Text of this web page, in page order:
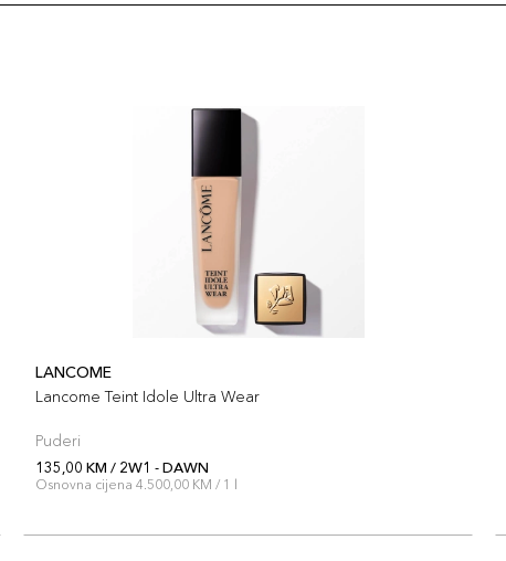
LANCOME
Lancome Teint Idole Ultra Wear
Puderi
135,00 KM / 2W1 - DAWN
Osnovna cijena 4.500,00 KM / 1 l